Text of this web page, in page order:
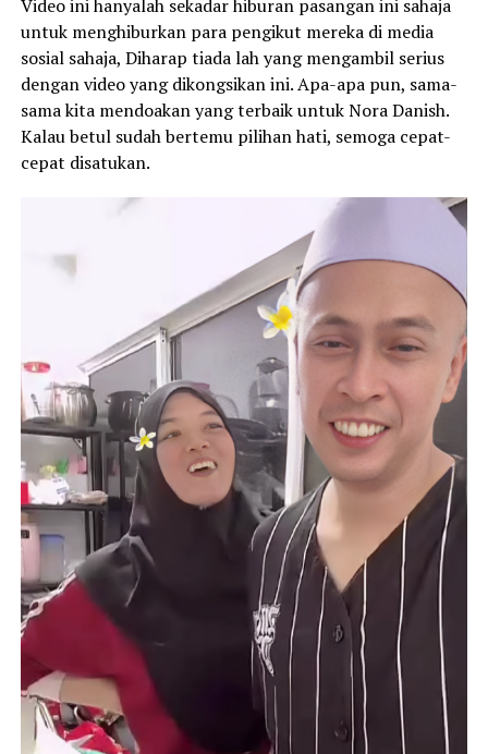
Video ini hanyalah sekadar hiburan pasangan ini sahaja
untuk menghiburkan para pengikut mereka di media
sosial sahaja, Diharap tiada lah yang mengambil serius
dengan video yang dikongsikan ini. Apa-apa pun, sama-
sama kita mendoakan yang terbaik untuk Nora Danish.
Kalau betul sudah bertemu pilihan hati, semoga cepat-
cepat disatukan.